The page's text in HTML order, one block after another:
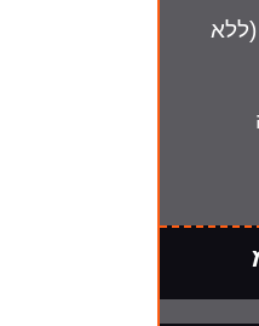
מחשב גיר מאזדה 3-5 (ללא